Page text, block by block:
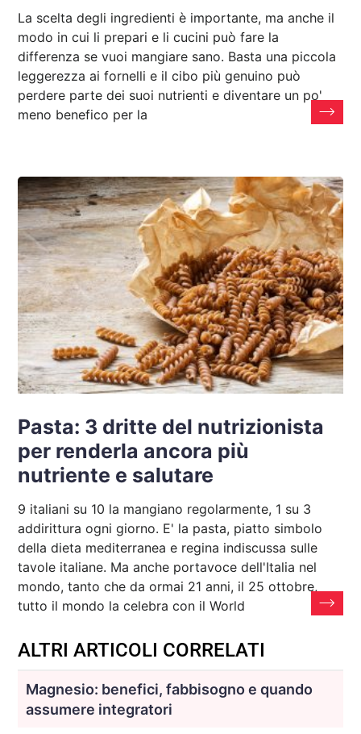
La scelta degli ingredienti è importante, ma anche il
modo in cui li prepari e li cucini può fare la
differenza se vuoi mangiare sano. Basta una piccola
leggerezza ai fornelli e il cibo più genuino può
perdere parte dei suoi nutrienti e diventare un po'
meno benefico per la
Pasta: 3 dritte del nutrizionista
per renderla ancora più
nutriente e salutare
9 italiani su 10 la mangiano regolarmente, 1 su 3
addirittura ogni giorno. E' la pasta, piatto simbolo
della dieta mediterranea e regina indiscussa sulle
tavole italiane. Ma anche portavoce dell'Italia nel
mondo, tanto che da ormai 21 anni, il 25 ottobre,
tutto il mondo la celebra con il World
ALTRI ARTICOLI CORRELATI
Magnesio: benefici, fabbisogno e quando
assumere integratori